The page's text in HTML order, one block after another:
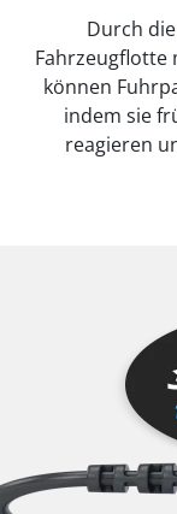
Durch
Fahrzeugflotte
können
indem sie
reagieren